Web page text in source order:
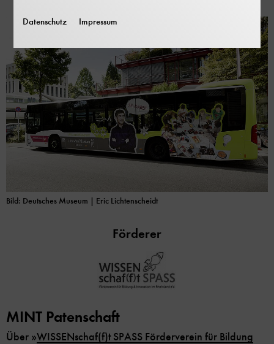
Bild: Deutsches Museum | Eric Lichtenscheidt
Förderer
MINT Patenschaft
Über »WISSENschaf(f)t SPASS Förderverein für Bildung
Datenschutz Impressum